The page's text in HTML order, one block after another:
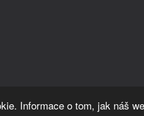
Informace o tom, jak náš